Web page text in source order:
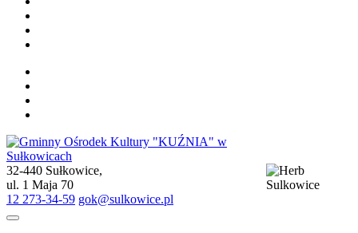
Gminny Ośrodek Kultury "KUŹNIA" w Sułkowicach
32-440 Sułkowice,
ul. 1 Maja 70
12 273-34-59 gok@sulkowice.pl